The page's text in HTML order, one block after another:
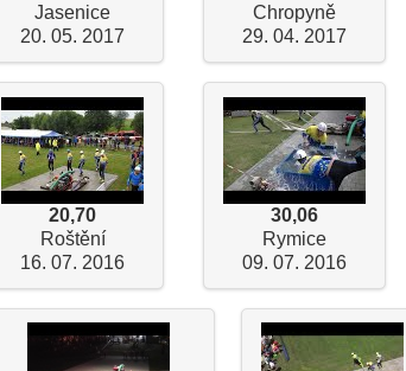
Jasenice
20. 05. 2017
Chropyně
29. 04. 2017
20,70
Roštění
16. 07. 2016
30,06
Rymice
09. 07. 2016